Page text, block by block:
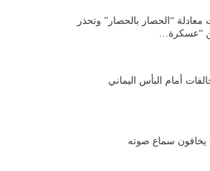
معادلة “الحصار بالحصار” وتحذر
“عسكرة…
أمام البأس اليماني
يخافون سماع صوته